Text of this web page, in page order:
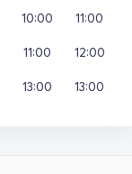
10:00
11:00
13:00
11:00
12:00
13:00